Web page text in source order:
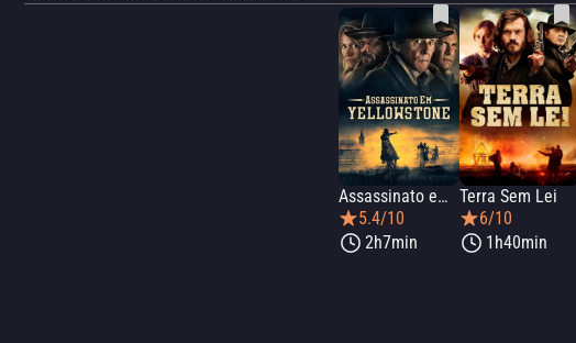
Assassinato em Yellowstone
5.4/10
2h7min
Terra Sem Lei
6/10
1h40min